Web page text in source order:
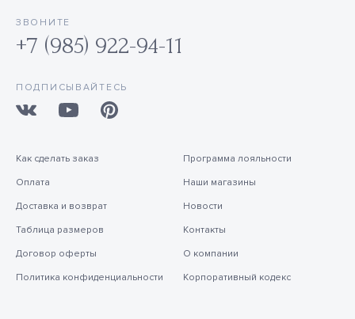
ЗВОНИТЕ
+7 (985) 922-94-11
ПОДПИСЫВАЙТЕСЬ
Как сделать заказ
Оплата
Доставка и возврат
Таблица размеров
Договор оферты
Политика конфиденциальности
Программа лояльности
Наши магазины
Новости
Контакты
О компании
Корпоративный кодекс